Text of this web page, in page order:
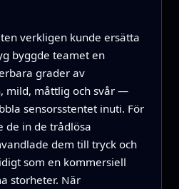
verkligen kunde ersätta
byggde teamet en
grader av
mild, måttlig och svår —
sensorsstentet inuti. För
de in de trådlösa
dem till tryck och
som en kommersiell
storheter. När